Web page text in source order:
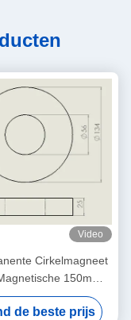
Video
Cirkelmagneet
150mm X
X 25mm van de
Ferrietring
de beste prijs